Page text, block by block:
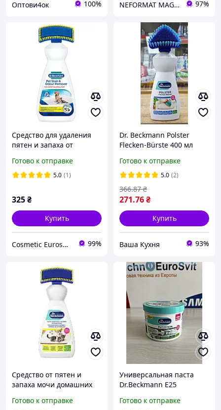
Оптови4ок 100% NEFORMAT MAGAZ 97%
Средство для удаления
пятен и запаха от
Beckmann Pet Stain &
Odour Remover 650 мл
Готово к отправке
5.0 (1)
325₴
Купить
Cosmetic Euroshop 99%
Dr. Beckmann Polster
Flecken-Bürste 400 мл
меблевої оббивки з
щіткою
Готово к отправке
5.0 (2)
271.76₴
366.87 ₴
Купить
Ваша Кухня 93%
Средство от пятен и
запаха мочи домашних
650 мл
Готово к отправке
Универсальная паста
Dr.Beckmann E25
Готово к отправке